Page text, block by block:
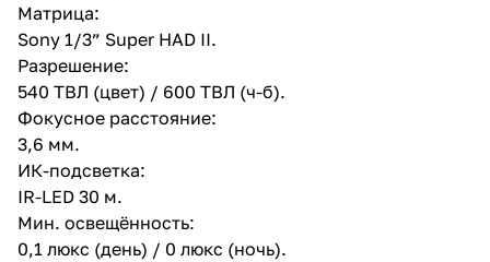
Матрица:
Sony 1/3” Super HAD II.
Разрешение:
540 ТВЛ (цвет) / 600 ТВЛ (ч-б).
Фокусное расстояние:
3,6 мм.
ИК-подсветка:
IR-LED 30 м.
Мин. освещённость:
0,1 люкс (день) / 0 люкс (ночь).